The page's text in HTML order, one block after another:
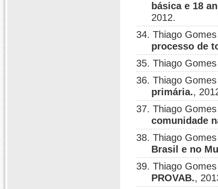
básica e 18
2012.
34. Thiago
processo de
35. Thiago
36. Thiago
primária.,
37. Thiago
comunidade
38. Thiago
Brasil e no
39. Thiago
PROVAB.,